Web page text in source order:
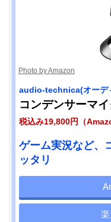
Photo by Amazon
audio-technica(オーデ
コンデンサーマ
税込み19,800円（
ゲーム実況など、
ッタリ